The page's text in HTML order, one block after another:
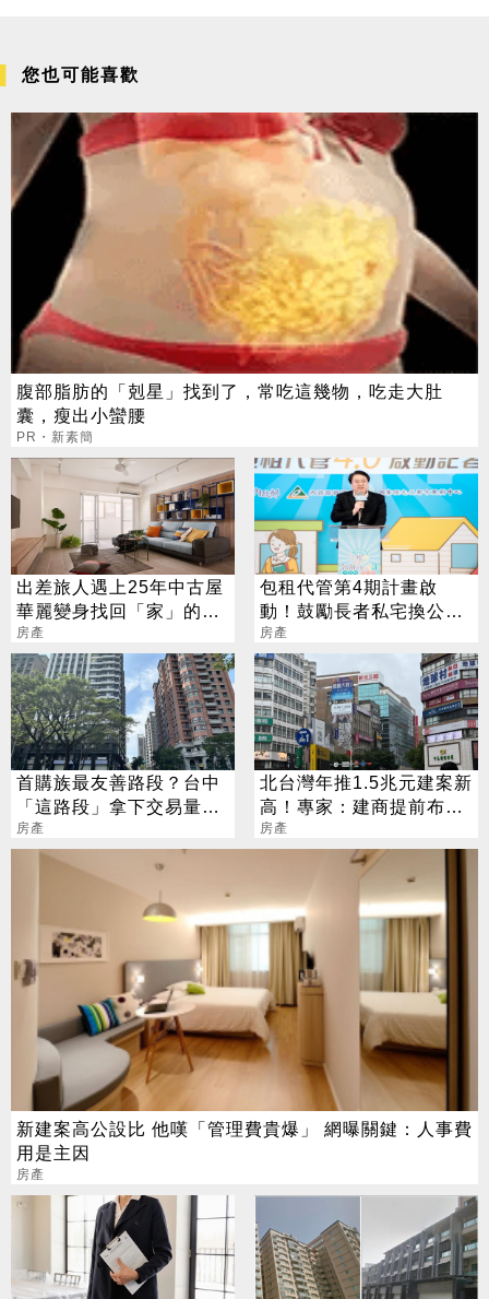
您也可能喜歡
腹部脂肪的「剋星」找到了，常吃這幾物，吃走大肚
囊，瘦出小蠻腰
PR・新素簡
出差旅人遇上25年中古屋
華麗變身找回「家」的感
覺
房產
包租代管第4期計畫啟
動！鼓勵長者私宅換公
宅、跨縣市換宅
房產
首購族最友善路段？台中
「這路段」拿下交易量冠
軍
房產
北台灣年推1.5兆元建案新
高！專家：建商提前布局
回不了頭
房產
新建案高公設比 他嘆「管理費貴爆」 網曝關鍵：人事費
用是主因
房產